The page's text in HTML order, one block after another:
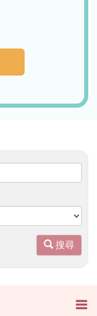
搜尋